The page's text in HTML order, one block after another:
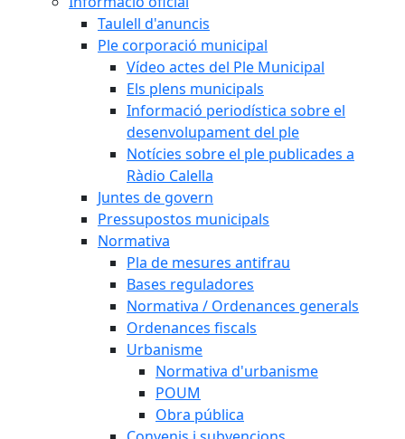
Taulell d'anuncis
Ple corporació municipal
Vídeo actes del Ple Municipal
Els plens municipals
Informació periodística sobre el
desenvolupament del ple
Notícies sobre el ple publicades a
Ràdio Calella
Juntes de govern
Pressupostos municipals
Normativa
Pla de mesures antifrau
Bases reguladores
Normativa / Ordenances generals
Ordenances fiscals
Urbanisme
Normativa d'urbanisme
POUM
Obra pública